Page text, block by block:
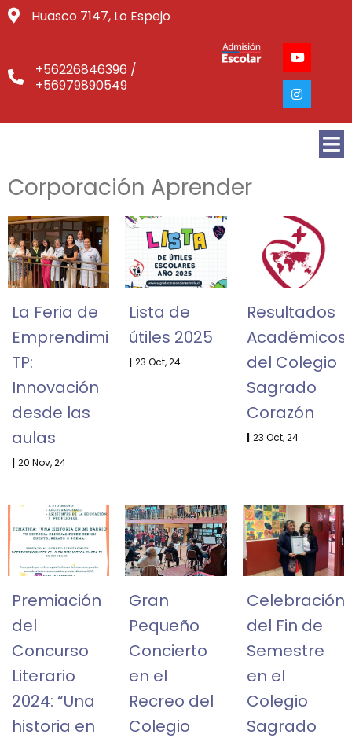
Huasco 7147, Lo Espejo
+56226846396 /
+56979890549
Corporación Aprender
La Feria de
Emprendimiento
TP:
Innovación
desde las
aulas
| 20 Nov, 24
Lista de
útiles 2025
| 23 Oct, 24
Resultados
Académicos
del Colegio
Sagrado
Corazón
| 23 Oct, 24
Premiación
del
Concurso
Literario
2024: “Una
historia en
Gran
Pequeño
Concierto
en el
Recreo del
Colegio
Celebración
del Fin de
Semestre
en el
Colegio
Sagrado